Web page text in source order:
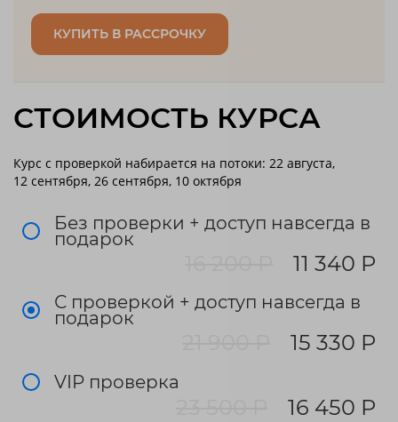
КУПИТЬ В РАССРОЧКУ
СТОИМОСТЬ КУРСА
Курс с проверкой набирается на потоки: 22 августа,
12 сентября, 26 сентября, 10 октября
Без проверки + доступ навсегда в
подарок
11 340 Р
С проверкой + доступ навсегда в
подарок
15 330 Р
VIP проверка
16 450 Р